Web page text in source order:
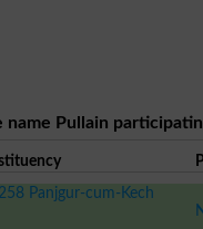
Pullain
Panjgur-cum-Kech